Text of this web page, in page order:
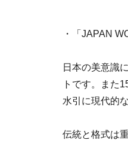
・「JAPAN
日本の美意識
トです。また
水引に現代的
伝統と格式は